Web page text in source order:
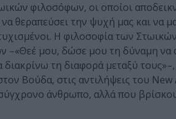
φιλοσόφων, οι οποίοι
θεραπεύσει την ψυχή µας και να
Η φιλοσοφία των
–«Θεέ µου, δώσε µου τη δύναµη να
τη διαφορά µεταξύ
Βούδα, στις αντιλήψεις του
άνθρωπο, αλλά που